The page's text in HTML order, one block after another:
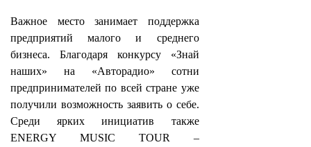
Важное место занимает поддержка
предприятий малого и среднего
бизнеса. Благодаря конкурсу «Знай
наших» на «Авторадио» сотни
предпринимателей по всей стране уже
получили возможность заявить о себе.
Среди ярких инициатив также
ENERGY MUSIC TOUR –